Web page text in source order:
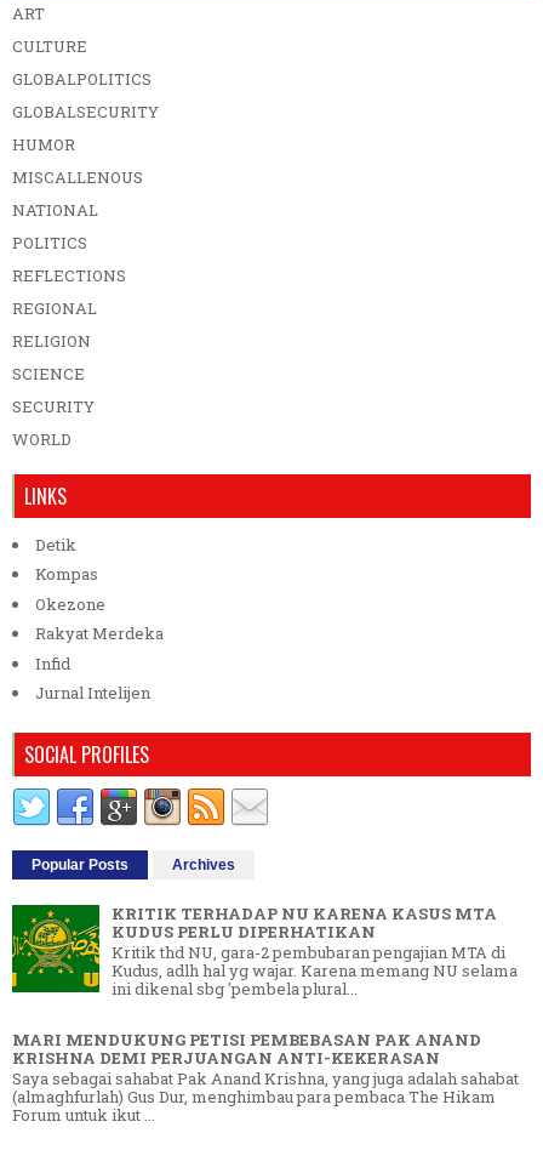
ART
CULTURE
GLOBALPOLITICS
GLOBALSECURITY
HUMOR
MISCALLENOUS
NATIONAL
POLITICS
REFLECTIONS
REGIONAL
RELIGION
SCIENCE
SECURITY
WORLD
LINKS
Detik
Kompas
Okezone
Rakyat Merdeka
Infid
Jurnal Intelijen
SOCIAL PROFILES
Popular Posts Archives
KRITIK TERHADAP NU KARENA KASUS MTA
KUDUS PERLU DIPERHATIKAN
Kritik thd NU, gara-2 pembubaran pengajian MTA di
Kudus, adlh hal yg wajar. Karena memang NU selama
ini dikenal sbg 'pembela plural...
MARI MENDUKUNG PETISI PEMBEBASAN PAK ANAND
KRISHNA DEMI PERJUANGAN ANTI-KEKERASAN
Saya sebagai sahabat Pak Anand Krishna, yang juga adalah sahabat
(almaghfurlah) Gus Dur, menghimbau para pembaca The Hikam
Forum untuk ikut ...